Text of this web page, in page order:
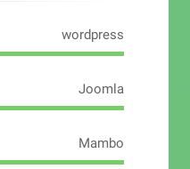
wordpress
Joomla
Mambo